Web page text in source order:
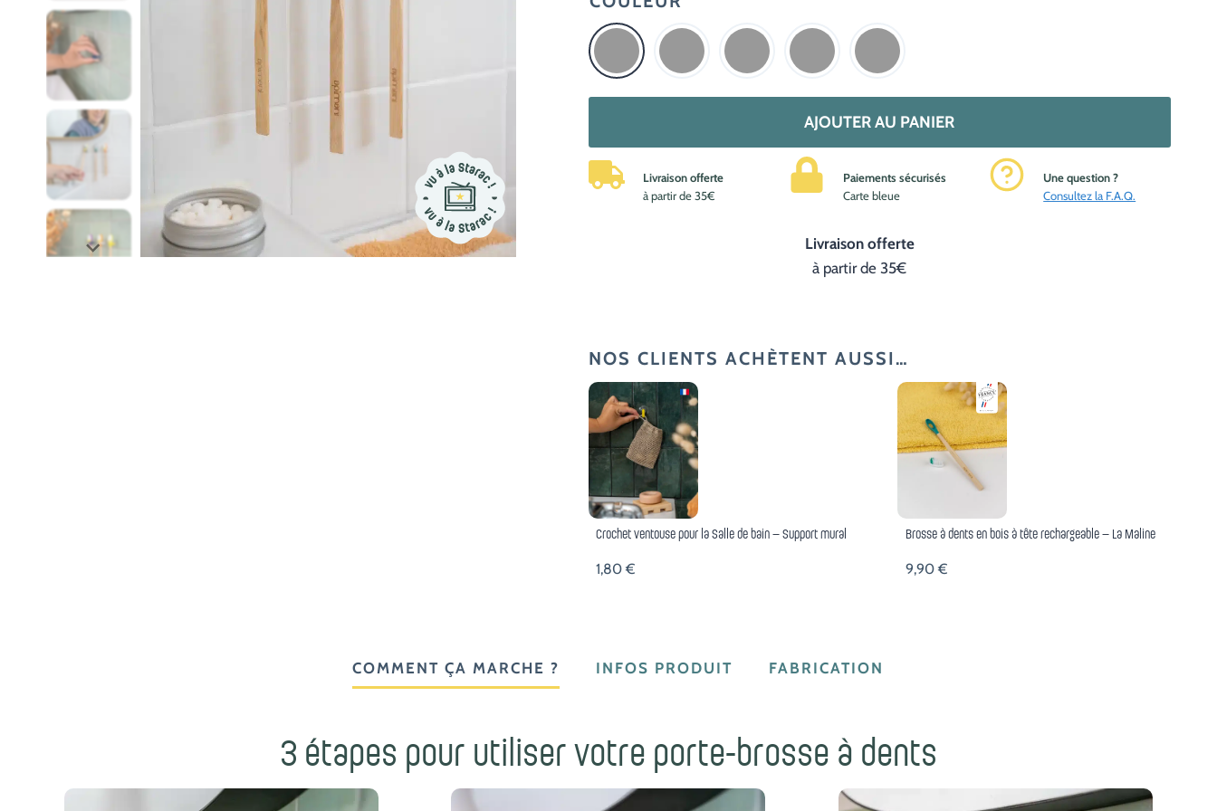
Porte
brosse
AJOUTER AU PANIER
Livraison offerte
à partir de 35€
Paiements sécurisés
Carte bleue
Une question ?
Consultez la F.A.Q.
Livraison offerte
à partir de 35€
NOS CLIENTS ACHÈTENT AUSSI…
Crochet ventouse pour la Salle de bain – Support mural
1,80€
Brosse à dents en bois à tête rechargeable – La Maline
9,90€
COMMENT ÇA MARCHE ? INFOS PRODUIT FABRICATION
3 étapes pour utiliser votre porte-brosse à dents